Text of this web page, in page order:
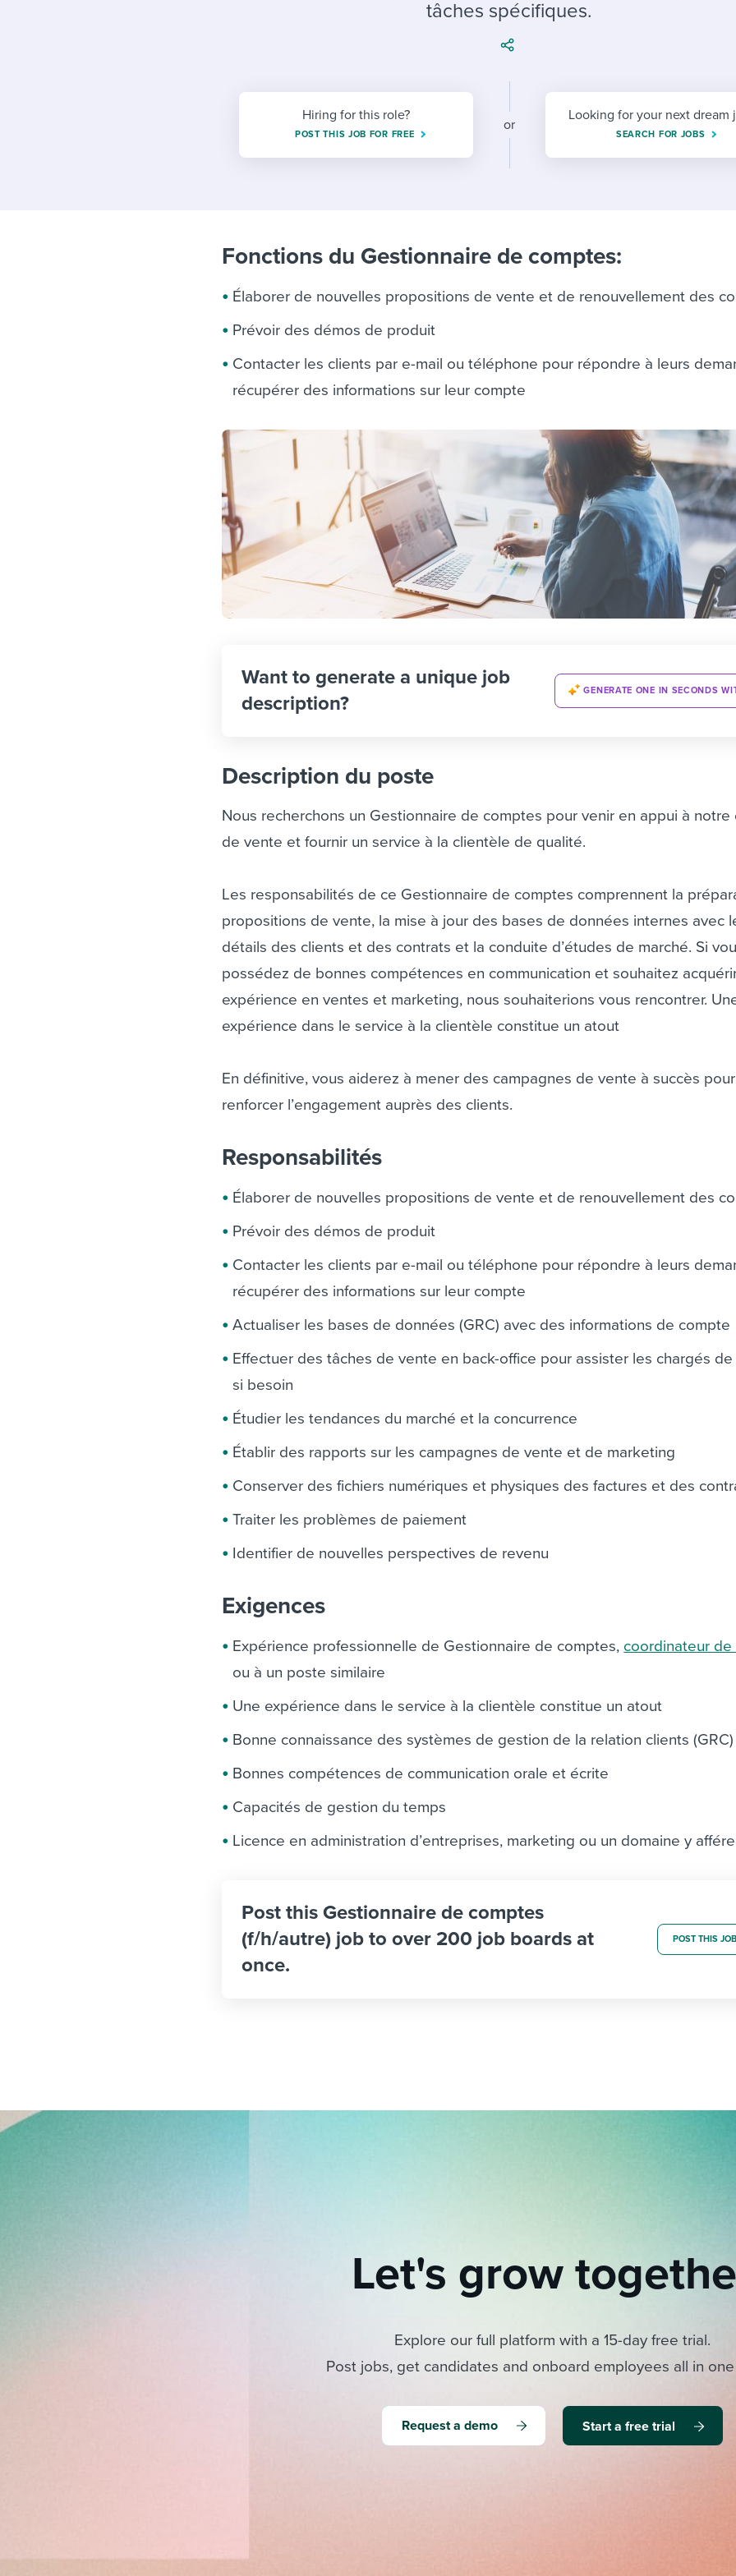
Workable customer stories
Workable customer stories
tâches spécifiques.
Hiring for this role?
POST THIS JOB FOR FREE
or
Looking for your next dream
SEARCH FOR JOBS
Fonctions du Gestionnaire de comptes:
Élaborer de nouvelles propositions de vente et de renouvellement des
Prévoir des démos de produit
Contacter les clients par e-mail ou téléphone pour répondre à leurs
récupérer des informations sur leur compte
Want to generate a unique job
description?
GENERATE ONE IN SECONDS
Description du poste
Nous recherchons un Gestionnaire de comptes pour venir en appui à notre
de vente et fournir un service à la clientèle de qualité.
Les responsabilités de ce Gestionnaire de comptes comprennent la
propositions de vente, la mise à jour des bases de données internes avec
détails des clients et des contrats et la conduite d’études de marché. Si
possédez de bonnes compétences en communication et souhaitez
expérience en ventes et marketing, nous souhaiterions vous rencontrer.
expérience dans le service à la clientèle constitue un atout
En définitive, vous aiderez à mener des campagnes de vente à succès pour
renforcer l’engagement auprès des clients.
Responsabilités
Élaborer de nouvelles propositions de vente et de renouvellement des
Prévoir des démos de produit
Contacter les clients par e-mail ou téléphone pour répondre à leurs
récupérer des informations sur leur compte
Actualiser les bases de données (GRC) avec des informations de compte
Effectuer des tâches de vente en back-office pour assister les chargés
si besoin
Étudier les tendances du marché et la concurrence
Établir des rapports sur les campagnes de vente et de marketing
Conserver des fichiers numériques et physiques des factures et des
Traiter les problèmes de paiement
Identifier de nouvelles perspectives de revenu
Exigences
Expérience professionnelle de Gestionnaire de comptes, coordinateur de
ou à un poste similaire
Une expérience dans le service à la clientèle constitue un atout
Bonne connaissance des systèmes de gestion de la relation clients (GRC)
Bonnes compétences de communication orale et écrite
Capacités de gestion du temps
Licence en administration d’entreprises, marketing ou un domaine y
Post this Gestionnaire de comptes
(f/h/autre) job to over 200 job boards at
once.
POST THIS
Let's grow
Explore our full platform with a 15-day free trial.
Post jobs, get candidates and onboard employees all in
Request a demo Start a free trial